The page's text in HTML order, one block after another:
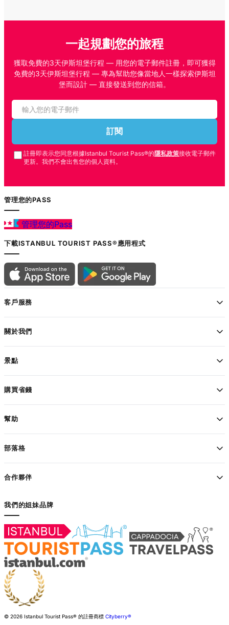
一起規劃您的旅程
獲取免費的3天伊斯坦堡行程 — 用您的電子郵件註冊，即可獲得
免費的3天伊斯坦堡行程 — 專為幫助您像當地人一樣探索伊斯坦
堡而設計 — 直接發送到您的信箱。
訂閱
註冊即表示您同意根據Istanbul Tourist Pass®的隱私政策接收電子郵件
更新。我們不會出售您的個人資料。
管理您的PASS
管理您的Pass
下載ISTANBUL TOURIST PASS®應用程式
客戶服務
關於我們
景點
購買省錢
幫助
部落格
合作夥伴
我們的姐妹品牌
© 2026 Istanbul Tourist Pass® 的註冊商標 Cityberry®